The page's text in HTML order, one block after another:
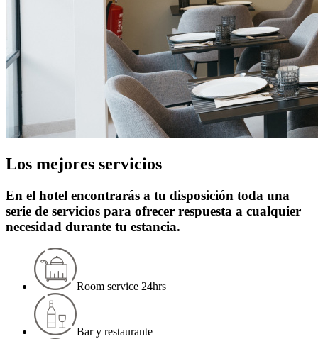
Los mejores servicios
En el hotel encontrarás a tu disposición toda una
serie de servicios para ofrecer respuesta a cualquier
necesidad durante tu estancia.
Room service 24hrs
Bar y restaurante